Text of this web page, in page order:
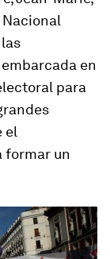
en
para
el
formar un